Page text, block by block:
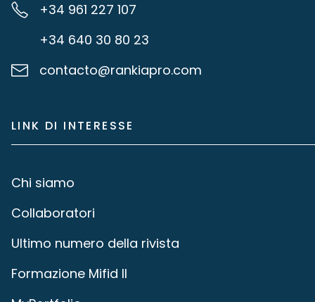
+34 961 227 107
+34 640 30 80 23
contacto@rankiapro.com
LINK DI INTERESSE
Chi siamo
Collaboratori
Ultimo numero della rivista
Formazione Mifid II